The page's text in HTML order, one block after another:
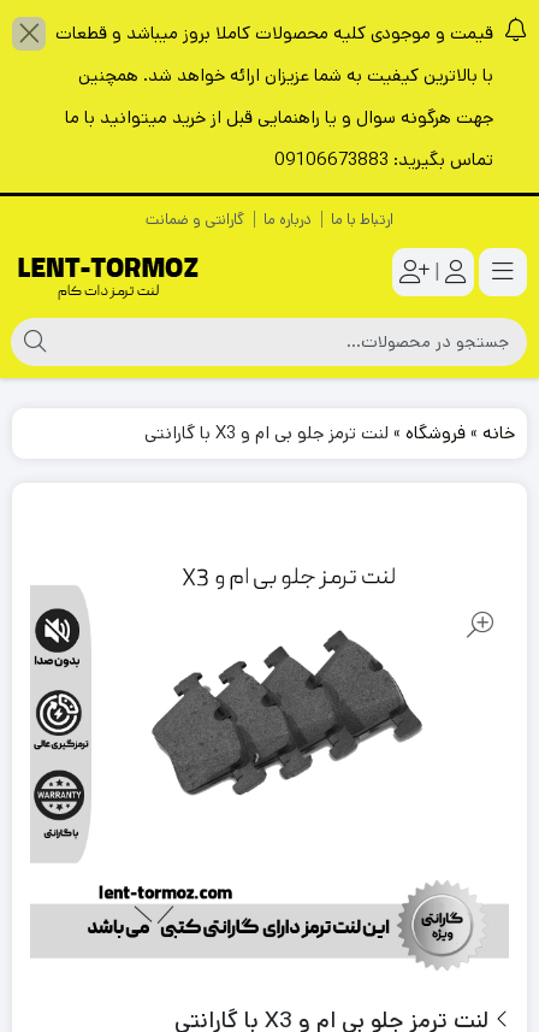
قیمت و موجودی کلیه محصولات کاملا بروز میباشد و قطعات
با بالاترین کیفیت به شما عزیزان ارائه خواهد شد. همچنین
جهت هرگونه سوال و یا راهنمایی قبل از خرید میتوانید با ما
تماس بگیرید: 09106673883
ارتباط با ما درباره ما گارانتی و ضمانت
|
خانه »فروشگاه » لنت ترمز جلو بی ام و X3 با گارانتی
لنت ترمز جلو بی ام و X3 با گارانتی